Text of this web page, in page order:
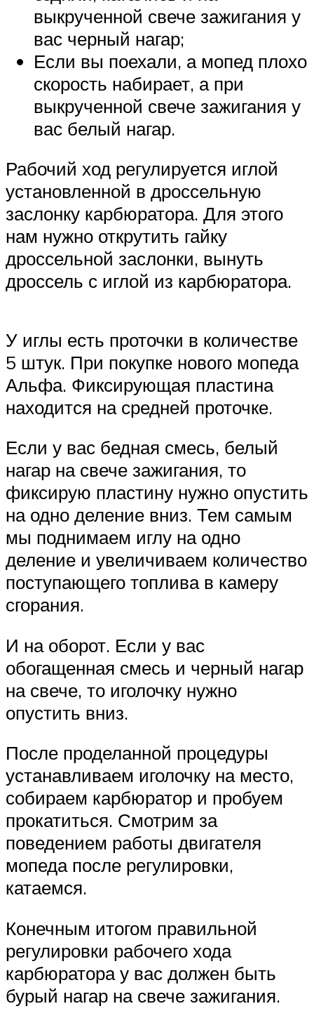
выкрученной свече зажигания у
вас черный нагар;
Если вы поехали, а мопед плохо
скорость набирает, а при
выкрученной свече зажигания у
вас белый нагар.
Рабочий ход регулируется иглой
установленной в дроссельную
заслонку карбюратора. Для этого
нам нужно открутить гайку
дроссельной заслонки, вынуть
дроссель с иглой из карбюратора.
У иглы есть проточки в количестве
5 штук. При покупке нового мопеда
Альфа. Фиксирующая пластина
находится на средней проточке.
Если у вас бедная смесь, белый
нагар на свече зажигания, то
фиксирую пластину нужно опустить
на одно деление вниз. Тем самым
мы поднимаем иглу на одно
деление и увеличиваем количество
поступающего топлива в камеру
сгорания.
И на оборот. Если у вас
обогащенная смесь и черный нагар
на свече, то иголочку нужно
опустить вниз.
После проделанной процедуры
устанавливаем иголочку на место,
собираем карбюратор и пробуем
прокатиться. Смотрим за
поведением работы двигателя
мопеда после регулировки,
катаемся.
Конечным итогом правильной
регулировки рабочего хода
карбюратора у вас должен быть
бурый нагар на свече зажигания.